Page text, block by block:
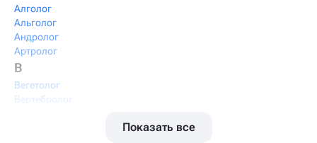
Алголог
Альголог
Андролог
Артролог
В
Вегетолог
Вертебролог
Показать все